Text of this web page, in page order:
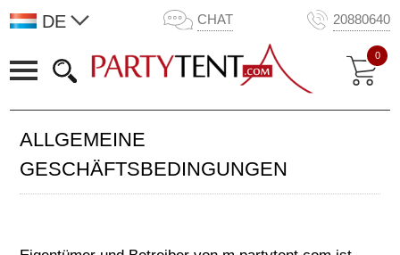
DE CHAT 20880640
0
ALLGEMEINE
GESCHÄFTSBEDINGUNGEN